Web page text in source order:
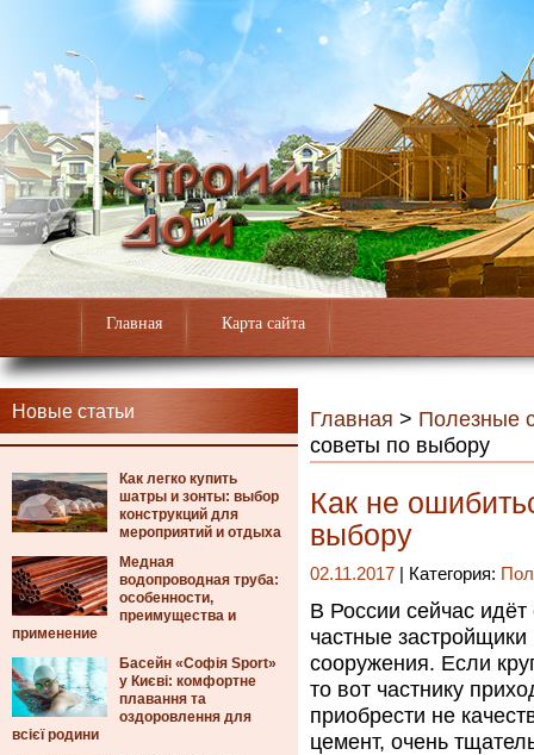
Главная Карта сайта
Новые статьи
Как легко купить
шатры и зонты: выбор
конструкций для
мероприятий и отдыха
Медная
водопроводная труба:
особенности,
преимущества и
применение
Басейн «Софія Sport»
у Києві: комфортне
плавання та
оздоровлення для
всієї родини
Главная > Полезные
советы по выбору
Как не
выбору
02.11.2017 | Категория:
В России сейчас
частные
сооружения. Если
то вот частнику
приобрести не
цемент, очень